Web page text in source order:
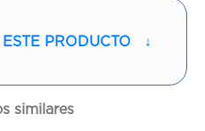
PRODUCTO ↓
similares